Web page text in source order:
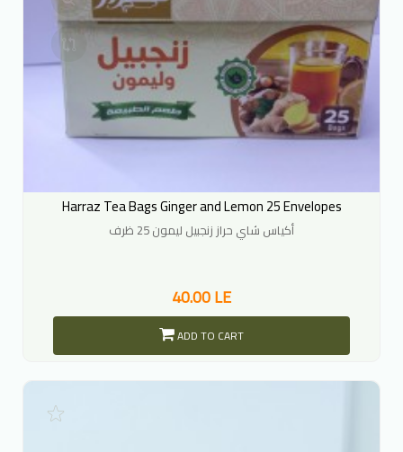
Harraz Tea Bags Ginger and Lemon 25 Envelopes
أكياس شاي حراز زنجبيل ليمون 25 ظرف
40.00 LE
ADD TO CART